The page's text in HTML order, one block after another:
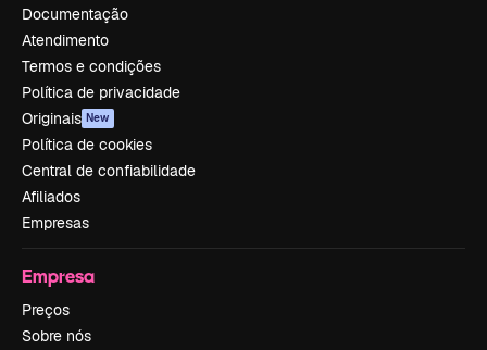
Documentação
Atendimento
Termos e condições
Política de privacidade
Originais New
Política de cookies
Central de confiabilidade
Afiliados
Empresas
Empresa
Preços
Sobre nós